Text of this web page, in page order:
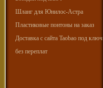
Шланг для Юнилос-Астра
Пластиковые понтоны на заказ
Доставка с сайта Taobao под ключ
без переплат